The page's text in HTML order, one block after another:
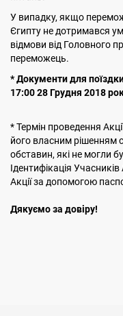
У випадку, якщо
Єгипту не дотримався
відмови від Головного
переможець.
* Документи для
17:0028 Грудня 2018
* Термін проведення
його власним рішенням
обставин, які не могли
Ідентифікація
Акції за допомогою
Дякуємо за довіру!